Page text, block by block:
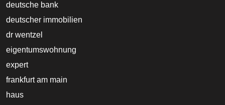
deutsche bank
deutscher immobilien
dr wentzel
eigentumswohnung
expert
frankfurt am main
haus